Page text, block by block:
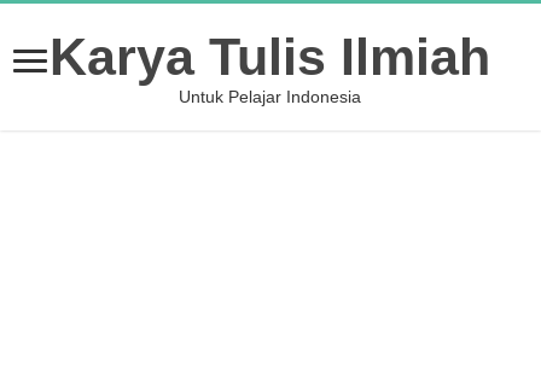
Karya Tulis Ilmiah
Untuk Pelajar Indonesia